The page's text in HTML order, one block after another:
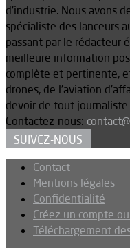
d’industrie. Nous avons
spécialiste des lanceurs
passant par le rédacteur
meilleure information
complète et pertinente,
drones, de l’aviation
devoir de tout journaliste
Contactez-nous:
SUIVEZ-NOUS
Contact
Mentions légales
Confidentialité
Créez un compte
Téléchargement